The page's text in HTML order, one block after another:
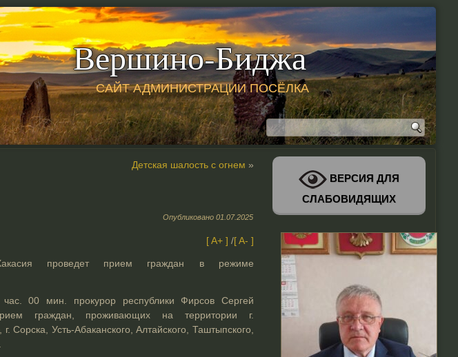
Вершино-Биджа
САЙТ АДМИНИСТРАЦИИ ПОСЁЛКА
Детская шалость с огнем »
Опубликовано 01.07.2025
[ A+ ] /[ A- ]
проведет прием граждан в режиме
00 мин. прокурор республики Фирсов Сергей
граждан, проживающих на территории г.
г. Сорска, Усть-Абаканского, Алтайского, Таштыпского,
ВЕРСИЯ ДЛЯ
СЛАБОВИДЯЩИХ